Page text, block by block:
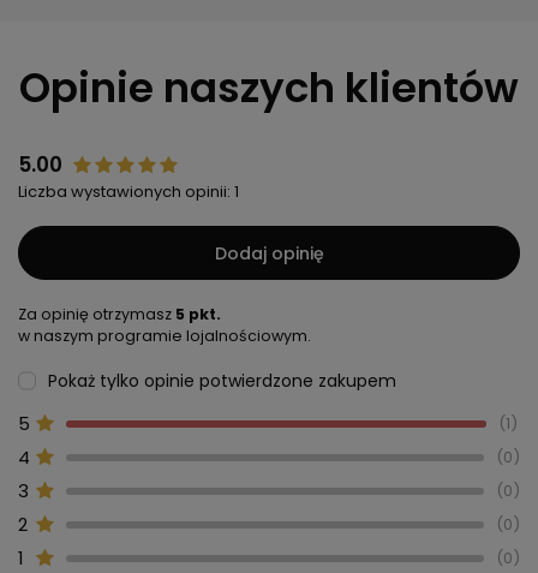
Opinie naszych klientów
5.00
Liczba wystawionych opinii: 1
Dodaj opinię
Za opinię otrzymasz 5 pkt.
w naszym programie lojalnościowym.
Pokaż tylko opinie potwierdzone zakupem
5 1
4 0
3 0
2 0
1 0